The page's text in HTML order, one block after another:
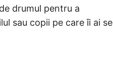
drumul pentru a
sau copii pe care îi ai se